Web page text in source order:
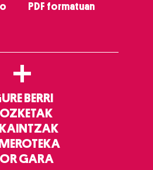
PDF formatuan
+
BERRI
GARA